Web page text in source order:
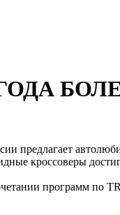
предлагает
кроссоверы
программ по